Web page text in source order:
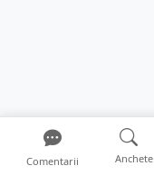
Comentarii Anchete